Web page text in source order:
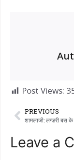
Post Views:
PREVIOUS
Leave a